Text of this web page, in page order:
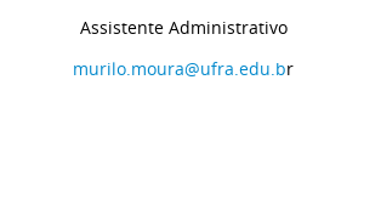
Assistente Administrativo
murilo.moura@ufra.edu.br